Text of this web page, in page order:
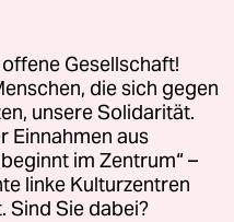
sonstigen
und die
besonders
des
Vorbeugung
Was denn
bedeutet
Gesellschaft!
die sich gegen
unsere Solidarität.
Einnahmen aus
im Zentrum“ –
linke Kulturzentren
Sind Sie dabei?